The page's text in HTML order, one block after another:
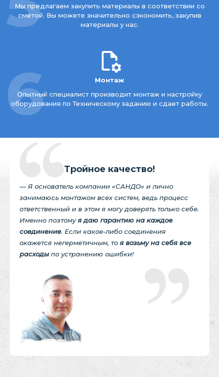
Мы предлагаем закупить материалы в соответствии со
сметой. Вы можете значительно сэкономить, закупив
материалы у нас.
6
Монтаж
Опытный специалист производит монтаж и настройку
оборудования по Техническому заданию и сдает работы.
Тройное качество!
— Я основатель компании «САНДО» и лично
занимаюсь монтажом всех систем, ведь процесс
ответственный и в этом я могу доверять только себе.
Именно поэтомуя даю гарантию на каждое
соединение. Если какое-либо соединения
окажется негерметичным, то я возьму на себя все
расходыпо устранению ошибки!